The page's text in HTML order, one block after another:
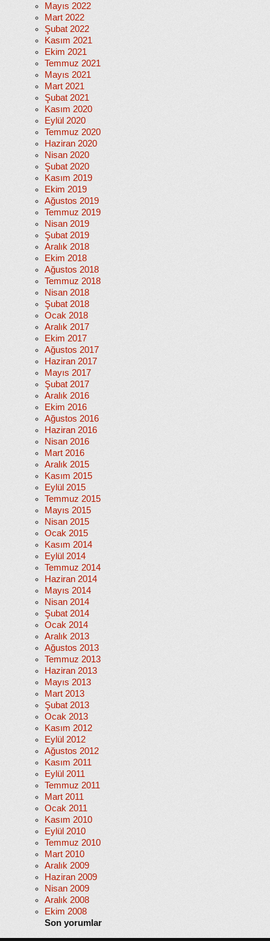
Mayıs 2022
Mart 2022
Şubat 2022
Kasım 2021
Ekim 2021
Temmuz 2021
Mayıs 2021
Mart 2021
Şubat 2021
Kasım 2020
Eylül 2020
Temmuz 2020
Haziran 2020
Nisan 2020
Şubat 2020
Kasım 2019
Ekim 2019
Ağustos 2019
Temmuz 2019
Nisan 2019
Şubat 2019
Aralık 2018
Ekim 2018
Ağustos 2018
Temmuz 2018
Nisan 2018
Şubat 2018
Ocak 2018
Aralık 2017
Ekim 2017
Ağustos 2017
Haziran 2017
Mayıs 2017
Şubat 2017
Aralık 2016
Ekim 2016
Ağustos 2016
Haziran 2016
Nisan 2016
Mart 2016
Aralık 2015
Kasım 2015
Eylül 2015
Temmuz 2015
Mayıs 2015
Nisan 2015
Ocak 2015
Kasım 2014
Eylül 2014
Temmuz 2014
Haziran 2014
Mayıs 2014
Nisan 2014
Şubat 2014
Ocak 2014
Aralık 2013
Ağustos 2013
Temmuz 2013
Haziran 2013
Mayıs 2013
Mart 2013
Şubat 2013
Ocak 2013
Kasım 2012
Eylül 2012
Ağustos 2012
Kasım 2011
Eylül 2011
Temmuz 2011
Mart 2011
Ocak 2011
Kasım 2010
Eylül 2010
Temmuz 2010
Mart 2010
Aralık 2009
Haziran 2009
Nisan 2009
Aralık 2008
Ekim 2008
Son yorumlar